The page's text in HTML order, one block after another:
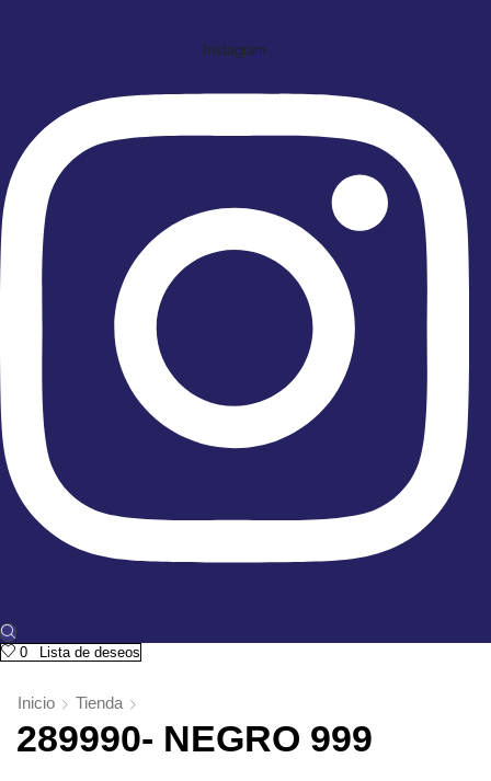
Instagram
0 Lista de deseos
Inicio Tienda
289990- NEGRO 999